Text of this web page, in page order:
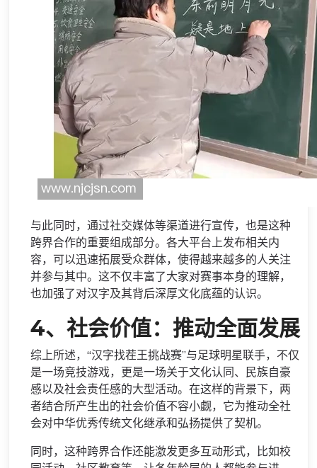
与此同时，通过社交媒体等渠道进行宣传，也是这种
跨界合作的重要组成部分。各大平台上发布相关内
容，可以迅速拓展受众群体，使得越来越多的人关注
并参与其中。这不仅丰富了大家对赛事本身的理解，
也加强了对汉字及其背后深厚文化底蕴的认识。
4、社会价值：推动全面发展
综上所述，“汉字找茬王挑战赛”与足球明星联手，不仅
是一场竞技游戏，更是一场关于文化认同、民族自豪
感以及社会责任感的大型活动。在这样的背景下，两
者结合所产生出的社会价值不容小觑，它为推动全社
会对中华优秀传统文化继承和弘扬提供了契机。
同时，这种跨界合作还能激发更多互动形式，比如校